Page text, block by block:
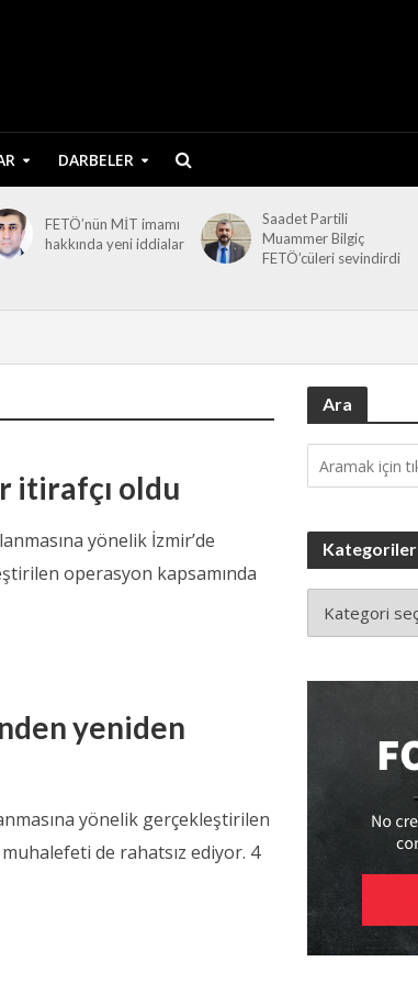
DARBELER
FETÖ’nün MİT imamı
hakkında yeni iddialar
Saadet Partili
Muammer Bilgiç
FETÖ’cüleri sevindirdi
itirafçı oldu
yönelik İzmir’de
operasyon kapsamında
yeniden
yönelik gerçekleştirilen
de rahatsız ediyor. 4
Ara
Kategoriler